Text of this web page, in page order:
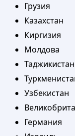
Грузия
Казахстан
Киргизия
Молдова
Таджикистан
Узбекистан
Германия